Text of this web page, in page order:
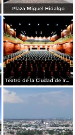
Plaza Miguel Hidalgo
Teatro de la Ciudad de Irapuato 2017 (JAR)